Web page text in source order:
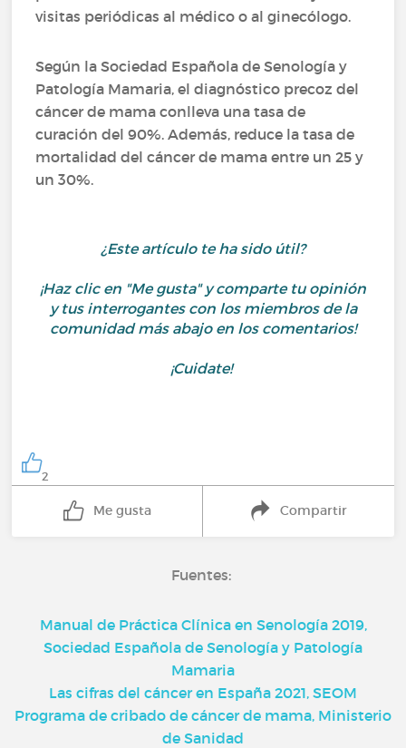
visitas periódicas al médico o al ginecólogo.
Según la Sociedad Española de Senología y
Patología Mamaria, el diagnóstico precoz del
cáncer de mama conlleva una tasa de
curación del 90%. Además, reduce la tasa de
mortalidad del cáncer de mama entre un 25 y
un 30%.
¿Este artículo te ha sido útil?
¡Haz clic en "Me gusta" y comparte tu opinión
y tus interrogantes con los miembros de la
comunidad más abajo en los comentarios!
¡Cuidate!
2
Me gusta Compartir
Fuentes:
Manual de Práctica Clínica en Senología 2019,
Sociedad Española de Senología y Patología
Mamaria
Las cifras del cáncer en España 2021, SEOM
Programa de cribado de cáncer de mama, Ministerio
de Sanidad